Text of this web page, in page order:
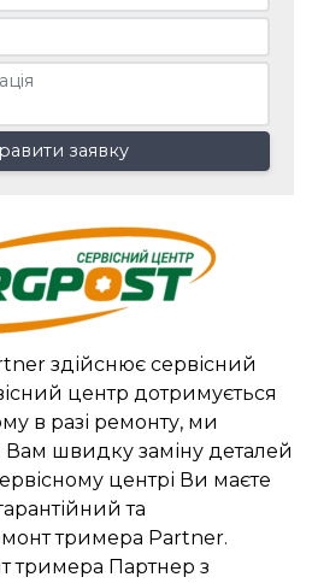
здійснює сервісний
центр дотримується
в разі ремонту, ми
швидку заміну деталей
центрі Ви маєте
та
тримера Partner.
тримера Партнер з
заявку